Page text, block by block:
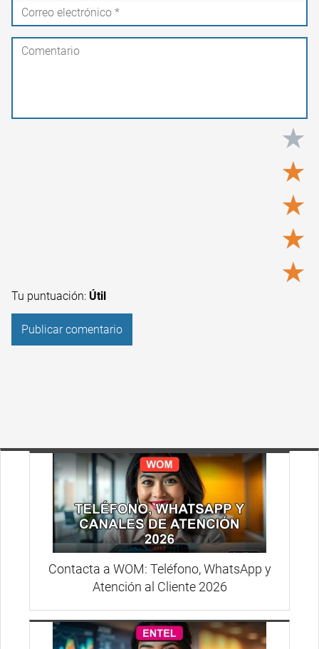
★
★
★
★
★
Tu puntuación: Útil
Contacta a WOM: Teléfono, WhatsApp y
Atención al Cliente 2026